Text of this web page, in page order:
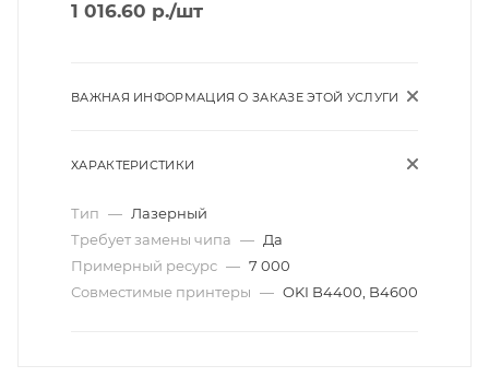
1 016.60 р./шт
ВАЖНАЯ ИНФОРМАЦИЯ О ЗАКАЗЕ ЭТОЙ УСЛУГИ
ХАРАКТЕРИСТИКИ
Тип — Лазерный
Требует замены чипа — Да
Примерный ресурс — 7 000
Совместимые принтеры — OKI B4400, B4600